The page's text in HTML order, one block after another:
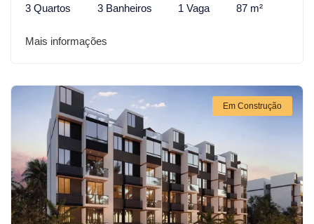
3 Quartos 3 Banheiros 1 Vaga 87 m²
Mais informações
Em Construção